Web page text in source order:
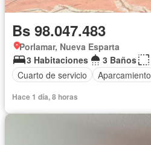
Bs 98.047.483
Porlamar, Nueva Esparta
3 Habitaciones
3 Baños
Cuarto de servicio
Aparcamiento
Hace 1 día, 8 horas